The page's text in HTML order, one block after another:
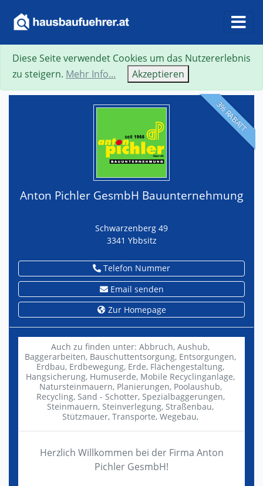
Suche Neue Suche Zurück
3% RABATT
Anton Pichler GesmbH Bauunternehmung
Schwarzenberg 49
3341 Ybbsitz
Telefon Nummer
Email senden
Zur Homepage
Auch zu finden unter: Abbruch, Aushub,
Baggerarbeiten, Bauschuttentsorgung, Entsorgungen,
Erdbau, Erdbewegung, Erde, Flächengestaltung,
Hangsicherung, Humuserde, Mobile Recyclinganlage,
Natursteinmauern, Planierungen, Poolaushub,
Recycling, Sand - Schotter, Spezialbaggerungen,
Steinmauern, Steinverlegung, Straßenbau,
Stützmauer, Transporte, Wegebau,
Herzlich Willkommen bei der Firma Anton
Pichler GesmbH!
Diese Seite verwendet Cookies um das Nutzererlebnis
zu steigern. Mehr Info... Akzeptieren